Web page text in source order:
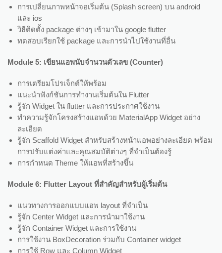
การเปลี่ยนภาพหน้าจอเริ่มต้น (Splash screen) บน android
และ ios
วิธีติดตั้ง package ต่างๆ เข้ามาใน google flutter
ทดสอบเรียกใช้ package และการนำไปใช้งานที่อื่น
Module 5: เขียนแอพนับจำนวนตัวเลข (Counter)
การเตรียมโปรเจ็กต์ให้พร้อม
แนะนำฟังก์ชันการทำงานเริ่มต้นใน Flutter
รู้จัก Widget ใน flutter และการประกาศใช้งาน
ทำความรู้จักโครงสร้างแอพด้วย MaterialApp Widget อย่าง
ละเอียด
รู้จัก Scaffold Widget สำหรับสร้างหน้าแอพอย่างละเอียด พร้อม
การปรับแต่งค่าและคุณสมบัติต่างๆ ที่จำเป็นต้องรู้
การกำหนด Theme ให้แอพที่สร้างขึ้น
Module 6: Flutter Layout ที่สำคัญสำหรับผู้เริ่มต้น
แนวทางการออกแบบแอพ layout ที่จำเป็น
รู้จัก Center Widget และการนำมาใช้งาน
รู้จัก Container Widget และการใช้งาน
การใช้งาน BoxDecoration ร่วมกับ Container widget
การใช้ Row และ Column Widget